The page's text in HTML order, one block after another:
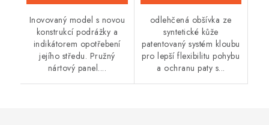
Inovovaný model s novou
konstrukcí podrážky a
indikátorem opotřebení
jejího středu. Pružný
nártový panel....
odlehčená obšívka ze
syntetické kůže
patentovaný systém kloubu
pro lepší flexibilitu pohybu
a ochranu paty s...